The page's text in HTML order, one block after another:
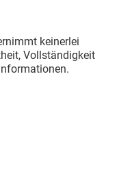
keinerlei
Vollständigkeit